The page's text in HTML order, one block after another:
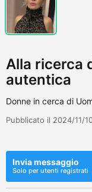
Alla ricerca
autentica
Donne in cerca di
Pubblicato il 2024/11/
Invia messaggio
Solo per utenti registrati